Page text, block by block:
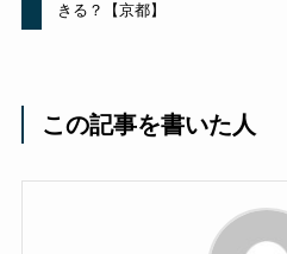
きる？【京都】
この記事を書いた人